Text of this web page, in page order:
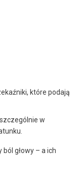
które podają
w
głowy – a ich